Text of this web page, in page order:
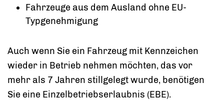
Fahrzeuge aus dem Ausland ohne EU-
Typgenehmigung
Auch wenn Sie ein Fahrzeug mit Kennzeichen
wieder in Betrieb nehmen möchten, das vor
mehr als 7 Jahren stillgelegt wurde, benötigen
Sie eine Einzelbetriebserlaubnis (EBE).